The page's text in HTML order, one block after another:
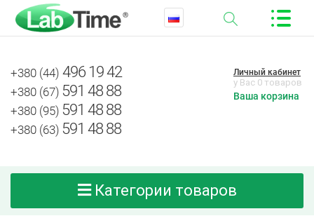
+380 (44) 496 19 42
+380 (67) 591 48 88
+380 (95) 591 48 88
+380 (63) 591 48 88
Личный кабинет
у Вас 0 товаров
Ваша корзина
Категории товаров